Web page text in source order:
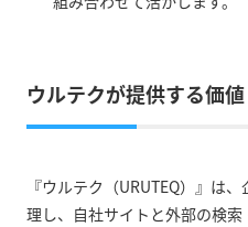
ウルテクが提供する価値
『ウルテク（URUTEQ）』は
理し、自社サイトと外部の検